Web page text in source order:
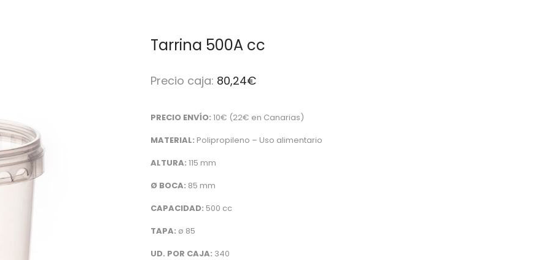
Tarrina 500A cc
Precio caja: 80,24€
PRECIO ENVÍO: 10€ (22€ en Canarias)
MATERIAL: Polipropileno – Uso alimentario
ALTURA: 115 mm
Ø BOCA: 85 mm
CAPACIDAD: 500 cc
TAPA: ø 85
UD. POR CAJA: 340